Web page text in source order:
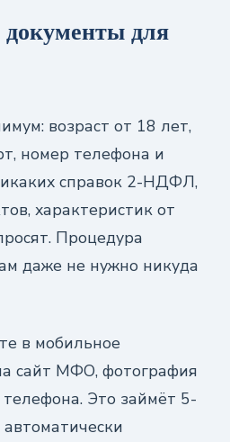
документы для
возраст от 18 лет,
номер телефона и
справок 2-НДФЛ,
характеристик от
Процедура
даже не нужно никуда
в мобильное
сайт МФО, фотография
Это займёт 5-